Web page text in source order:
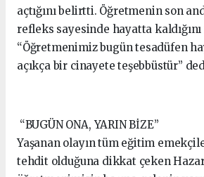
açtığını belirtti. Öğretmenin son
refleks sayesinde hayatta
“Öğretmenimiz bugün tesadüfen
açıkça bir cinayete teşebbüstür”
“BUGÜN ONA, YARIN BİZE”
Yaşanan olayın tüm eğitim
tehdit olduğuna dikkat çeken